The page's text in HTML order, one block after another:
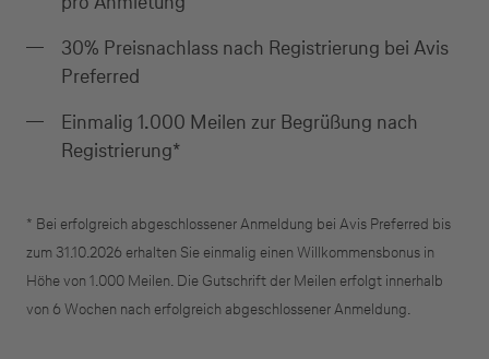
30% Preisnachlass nach Registrierung bei Avis
Preferred
Einmalig 1.000 Meilen zur Begrüßung nach
Registrierung*
* Bei erfolgreich abgeschlossener Anmeldung bei Avis Preferred bis
zum 31.10.2026 erhalten Sie einmalig einen Willkommensbonus in
Höhe von 1.000 Meilen. Die Gutschrift der Meilen erfolgt innerhalb
von 6 Wochen nach erfolgreich abgeschlossener Anmeldung.
(z.B. Gewerbetreibender, Handwerker,
Freiberufler)
Unternehmen
GmbH)